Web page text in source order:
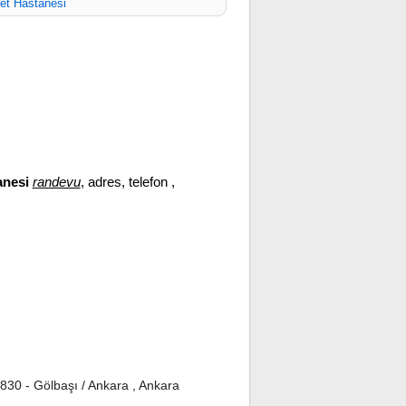
Hastanesi
randevu, adres, telefon ,
- Gölbaşı / Ankara , Ankara